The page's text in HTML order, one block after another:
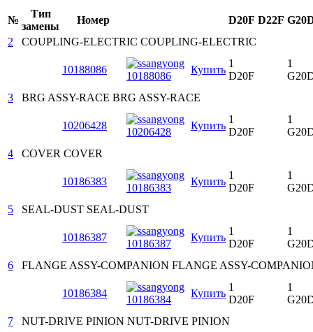
№
Тип
замены
Номер D20F D22F
2
COUPLING-ELECTRIC COUPLING-ELECTRIC
10188086 Купить
1
D20F
1
3
BRG ASSY-RACE BRG ASSY-RACE
10206428 Купить
1
D20F
1
4
COVER COVER
10186383 Купить
1
D20F
1
5
SEAL-DUST SEAL-DUST
10186387 Купить
1
D20F
1
6
FLANGE ASSY-COMPANION FLANGE ASSY-
10186384 Купить
1
D20F
1
7
NUT-DRIVE PINION NUT-DRIVE PINION